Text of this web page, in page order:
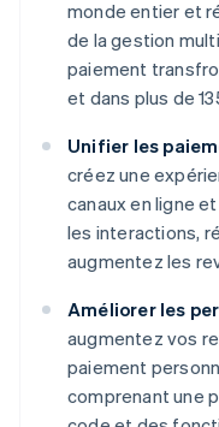
monde entier et
de la gestion
paiement
et dans plus de
Unifier les
créez une
canaux en ligne
les interactions,
augmentez les
Améliorer les
augmentez vos
paiement
comprenant une